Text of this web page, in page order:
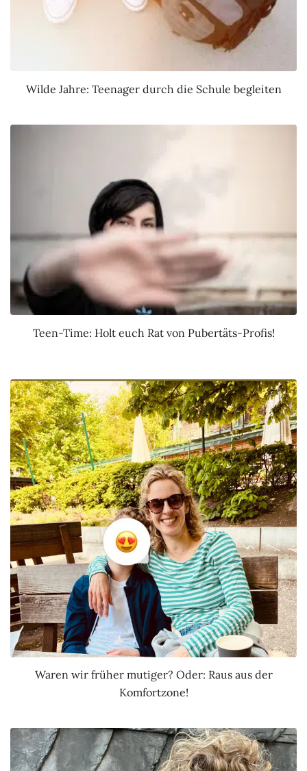
Wilde Jahre: Teenager durch die Schule begleiten
Teen-Time: Holt euch Rat von Pubertäts-Profis!
Waren wir früher mutiger? Oder: Raus aus der
Komfortzone!